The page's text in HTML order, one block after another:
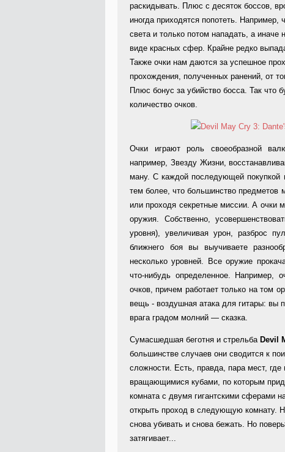
раскидывать. Плюс с десяток боссов,
иногда приходятся попотеть. Например,
света и только потом нападать, а
виде красных сфер. Крайне редко
Также очки нам даются за успешное
прохождения, полученных ранений, от
Плюс бонус за убийство босса. Так что
количество очков.
Очки играют роль своеобразной
например, Звезду Жизни,
ману. С каждой последующей покупкой
тем более, что большинство предметов
или проходя секретные миссии. А очки
оружия. Собственно,
уровня), увеличивая урон, разброс
ближнего боя вы выучиваете
несколько уровней. Все оружие
что-нибудь определенное. Например,
очков, причем работает только на том
вещь - воздушная атака для гитары: вы
врага градом молний — сказка.
Сумасшедшая беготня и стрельба Devil
большинстве случаев они сводится к
сложности. Есть, правда, пара мест,
вращающимися кубами, по которым
комната с двумя гигантскими сферами
открыть проход в следующую комнату.
снова убивать и снова бежать. Но
затягивает...